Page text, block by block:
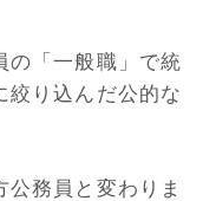
の「一般職」で統
絞り込んだ公的な
務員と変わりま